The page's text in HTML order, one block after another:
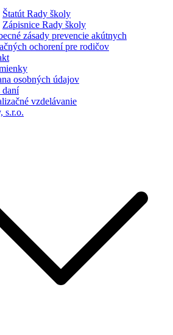
Štatút Rady školy
Zápisnice Rady školy
zásady prevencie akútnych
ochorení pre rodičov
osobných údajov
daní
vzdelávanie
s.r.o.